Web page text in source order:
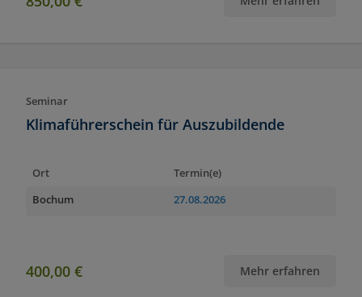
Seminar
Klimaführerschein für Auszubildende
Ort
Termin(e)
Bochum
27.08.2026
400,00 € Mehr erfahren